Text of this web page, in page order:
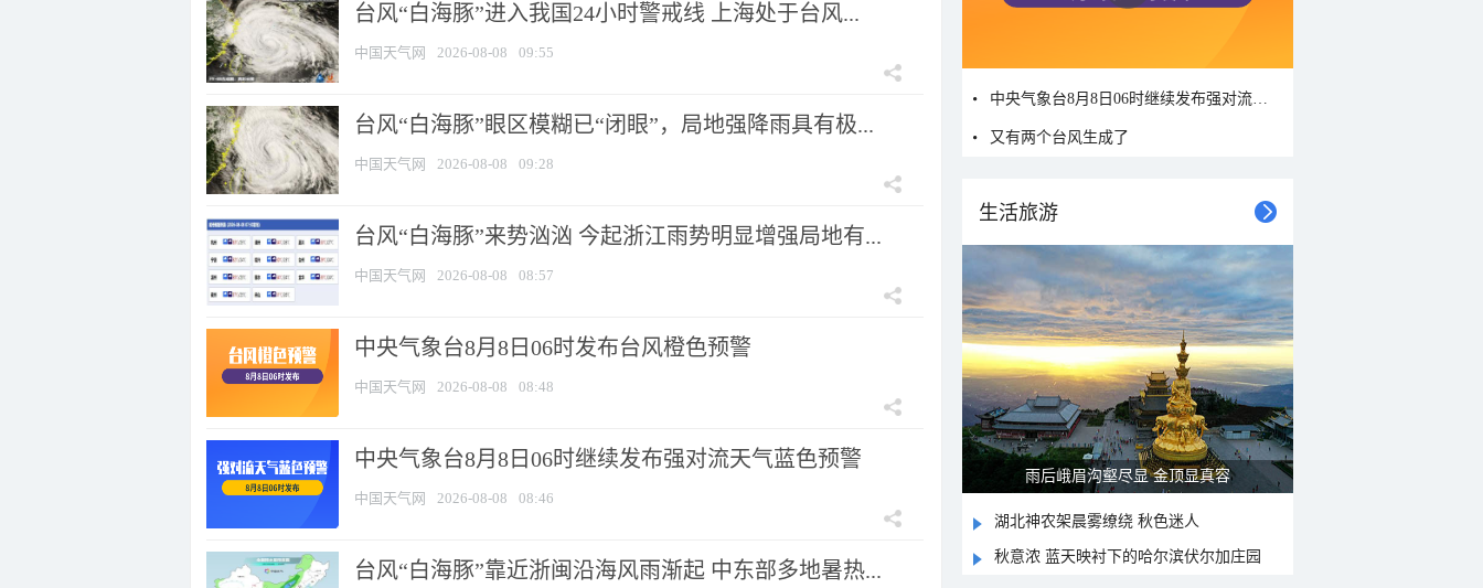
台风“白海豚”进入我国24小时警戒线 上海处于台风...
中国天气网 2026-08-08 09:55
台风“白海豚”眼区模糊已“闭眼”，局地强降雨具有极...
中国天气网 2026-08-08 09:28
台风“白海豚”来势汹汹 今起浙江雨势明显增强局地有...
中国天气网 2026-08-08 08:57
中央气象台8月8日06时发布台风橙色预警
中国天气网 2026-08-08 08:48
中央气象台8月8日06时继续发布强对流天气蓝色预警
中国天气网 2026-08-08 08:46
台风“白海豚”靠近浙闽沿海风雨渐起 中东部多地暑热...
又有两个台风生成了
生活旅游
雨后峨眉沟壑尽显 金顶显真容
湖北神农架晨雾缭绕 秋色迷人
秋意浓 蓝天映衬下的哈尔滨伏尔加庄园